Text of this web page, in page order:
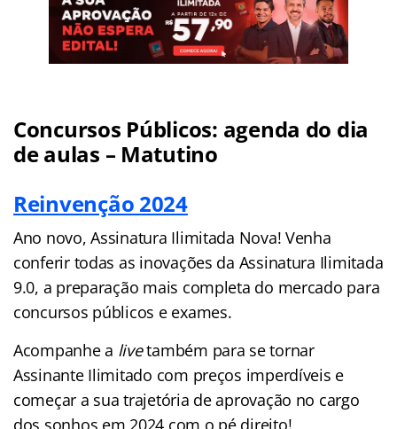
Concursos Públicos: agenda do dia
de aulas – Matutino
Reinvenção 2024
Ano novo, Assinatura Ilimitada Nova! Venha
conferir todas as inovações da Assinatura Ilimitada
9.0, a preparação mais completa do mercado para
concursos públicos e exames.
Acompanhe a livetambém para se tornar
Assinante Ilimitado com preços imperdíveis e
começar a sua trajetória de aprovação no cargo
dos sonhos em 2024 com o pé direito!